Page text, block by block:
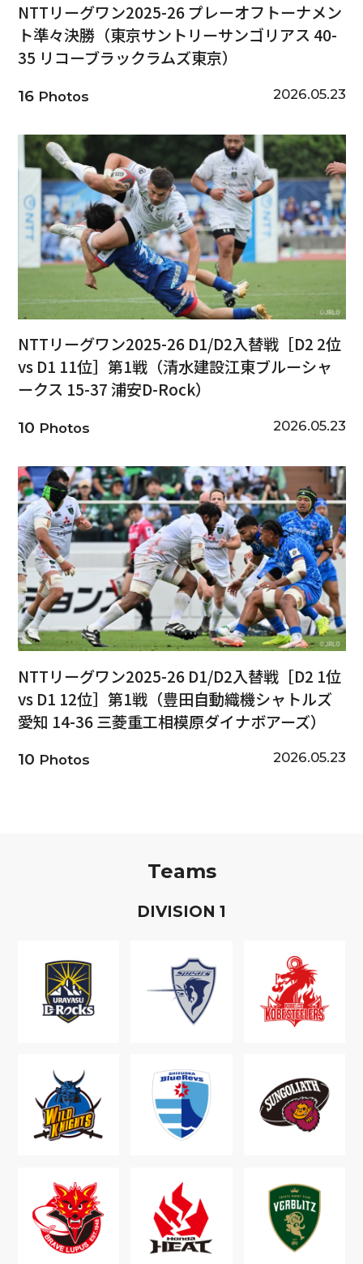
NTTリーグワン2025-26 プレーオフトーナメン
ト準々決勝（東京サントリーサンゴリアス 40-
35 リコーブラックラムズ東京）
16Photos 2026.05.23
NTTリーグワン2025-26 D1/D2入替戦［D2 2位
vs D1 11位］第1戦（清水建設江東ブルーシャ
ークス 15-37 浦安D-Rock）
10 Photos 2026.05.23
NTTリーグワン2025-26 D1/D2入替戦［D2 1位
vs D1 12位］第1戦（豊田自動織機シャトルズ
愛知 14-36 三菱重工相模原ダイナボアーズ）
10 Photos 2026.05.23
Teams
DIVISION 1